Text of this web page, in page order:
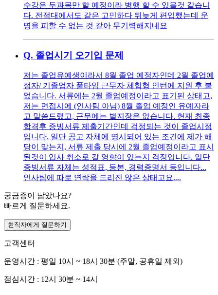
수강은 두과목만 할 예정이라 병행 할 수 있을것 같습니
다. 전적대에서도 같은 고민하다 뒤늦게 편입했는데 운
명을 피할 수 없는 것 같아 무기력해지네요
Q. 졸업시기 오기입 문제
저는 졸업유예생이라서 8월 졸업 예정자인데 2월 졸업예
정자/ 기졸업자 풀타임 근무자 체험형 인턴에 지원 후 붙
었습니다. 서류에는 2월 졸업예정이라고 표기된 상태고,
저는 면접시에 (인사팀 아님) 8월 졸업 예정인 유예자라
고 말씀드렸고, 근무에는 별지장은 없습니다. 현재 최종
합격후 증빙서류 제출기간인데 걱정되는 것이 졸업시점
입니다. 일단 공고 자체에 명시되어 있는 조건에 제가 해
당이 맞는지, 서류 제출 당시에 2월 졸업예정이라고 표시
된것이 입사 취소로 갈 영향이 있는지 걱정입니다. 일단
증빙서류 자체는 성적표, 등본, 경력증명서 등입니다...
인사팀에 따로 연락을 드리진 않은 상태고요....
궁금증이 남았나요?
빠르게 질문하세요.
현직자에게 질문하기
고객센터
운영시간 : 평일 10시 ~ 18시 30분 (주말, 공휴일 제외)
점심시간 : 12시 30분 ~ 14시